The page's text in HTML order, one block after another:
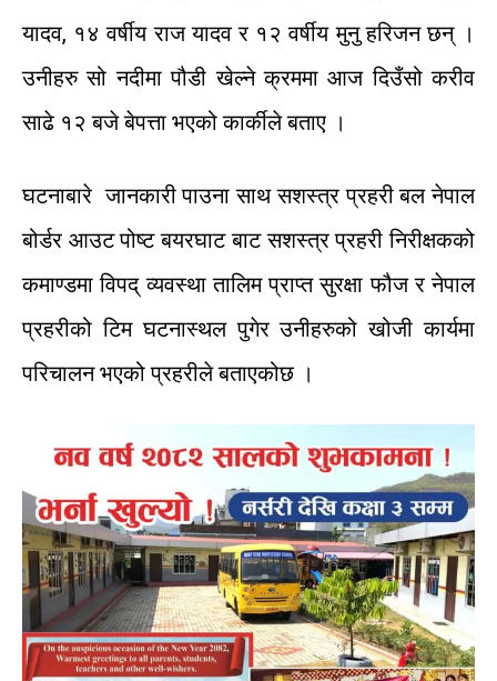
यादव, १४ वर्षीय राज यादव र १२ वर्षीय मुनु हरिजन छन् ।
उनीहरु सो नदीमापौडी खेल्ने क्रममा आज दिउँसो करीव
साढे १२ बजे बेपत्ता भएको कार्कीले बताए ।
घटनाबारे जानकारी पाउना साथ सशस्त्र प्रहरी बल नेपाल
बोर्डर आउट पोष्ट बयरघाट बाट सशस्त्र प्रहरी निरीक्षकको
कमाण्डमा विपद्व्यवस्था तालिम प्राप्त सुरक्षा फौज र नेपाल
प्रहरीको टिम घटनास्थल पुगेर उनीहरुको खोजी कार्यमा
परिचालन भएको प्रहरीले बताएकोछ ।